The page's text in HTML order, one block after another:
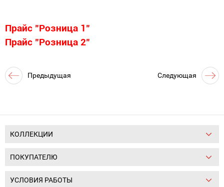
Прайс "Розница 1"
Прайс "Розница 2"
Предыдущая Следующая
КОЛЛЕКЦИИ
ПОКУПАТЕЛЮ
УСЛОВИЯ РАБОТЫ